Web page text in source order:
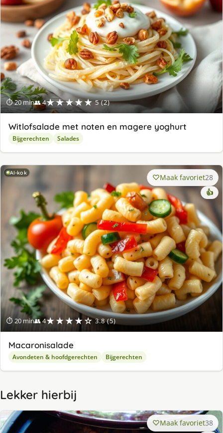
⏱ 20 min👥 4★★★★★ 5 (2)
Witlofsalade met noten en magere yoghurt
Bijgerechten Salades
AI-kok
⏱ 20 min👥 4★★★★☆ 3.8 (5)
Maak favoriet28
👍
Macaronisalade
Avondeten & hoofdgerechten Bijgerechten
Lekker hierbij
Maak favoriet38